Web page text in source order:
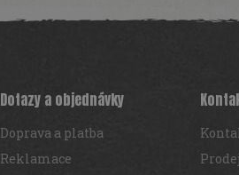
Dotazy a objednávky
Doprava a platba
Reklamace